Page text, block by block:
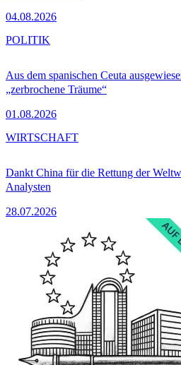
04.08.2026
Aus dem spanischen Ceuta
„zerbrochene Träume“
01.08.2026
POLITIK
Dankt China für die Rettung der
Analysten
28.07.2026
WIRTSCHAFT